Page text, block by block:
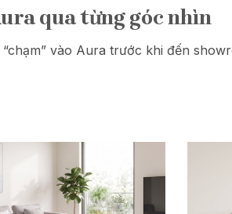
qua từng góc nhìn
vào Aura trước khi đến